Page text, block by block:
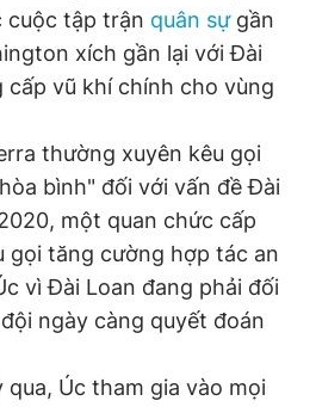
cuộc tập trận quân sựgần
xích gần lại với Đài
cấp vũ khí chính cho vùng
thường xuyên kêu gọi
bình" đối với vấn đề Đài
một quan chức cấp
gọi tăng cường hợp tác an
vì Đài Loan đang phải đối
ngày càng quyết đoán
Úc tham gia vào mọi